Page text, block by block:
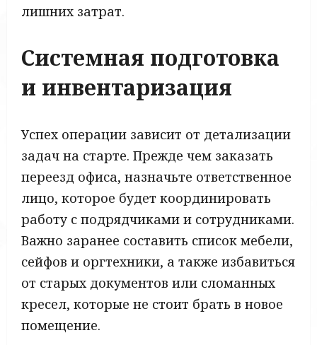
лишних затрат.
Системная подготовка
и инвентаризация
Успех операции зависит от детализации
задач на старте. Прежде чем заказать
переезд офиса, назначьте ответственное
лицо, которое будет координировать
работу с подрядчиками и сотрудниками.
Важно заранее составить список мебели,
сейфов и оргтехники, а также избавиться
от старых документов или сломанных
кресел, которые не стоит брать в новое
помещение.